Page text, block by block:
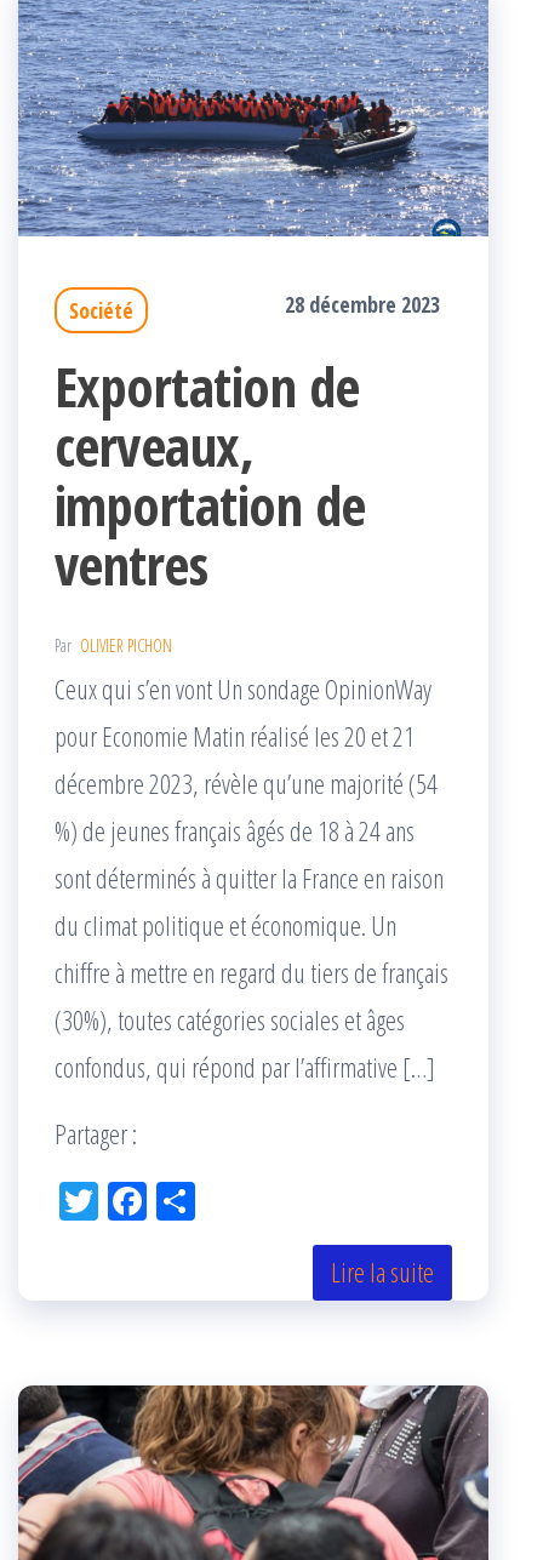
Société 28 décembre 2023
Exportation de
cerveaux,
importation de
ventres
Par OLIVIER PICHON
Ceux qui s’en vont Un sondage OpinionWay
pour Economie Matin réalisé les 20 et 21
décembre 2023, révèle qu’une majorité (54
%) de jeunes français âgés de 18 à 24 ans
sont déterminés à quitter la France en raison
du climat politique et économique. Un
chiffre à mettre en regard du tiers de français
(30%), toutes catégories sociales et âges
confondus, qui répond par l’affirmative […]
Partager :
Tw Fac
k r
Lire la suite